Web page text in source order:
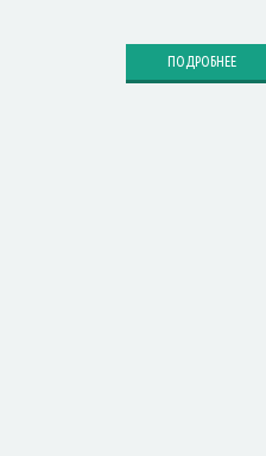
ПОДРОБНЕЕ